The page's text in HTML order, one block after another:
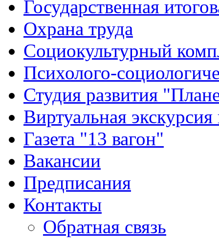
Государственная
Охрана труда
Социокультурный
Психолого-
Студия развития
Виртуальная
Газета "13 вагон"
Вакансии
Предписания
Контакты
Обратная связь